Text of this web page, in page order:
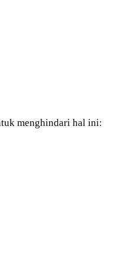
menghindari hal ini: